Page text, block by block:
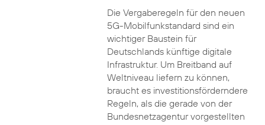
Die Vergaberegeln für den neuen
5G-Mobilfunkstandard sind ein
wichtiger Baustein für
Deutschlands künftige digitale
Infrastruktur. Um Breitband auf
Weltniveau liefern zu können,
braucht es investitionsförderndere
Regeln, als die gerade von der
Bundesnetzagentur vorgestellten